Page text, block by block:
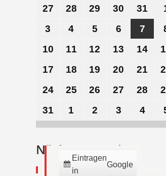
27 27.28 28.
Juli
29 29.
Juli
30 30.
Juli
2026
31
Juli
2026
3
August
4
August
5
August
6
August
7
10 10.
August
11 11.
August
12 12.
August
13 13.
August
14 14.
17 17.
August
18 18.
August
19 19.
August
20 20.
August
21 21.
2424.
August
2026
25 25.
August
2026
26 26.
August
2026
27 27.
August
2026
28 28.
31
August
1
September
2
September
3 44.
Eintragen
in
Google
Nächste Termine: